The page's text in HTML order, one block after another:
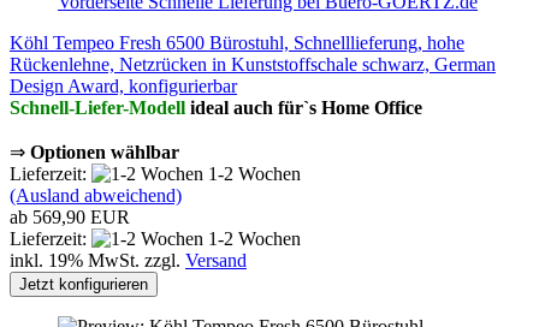
Köhl Tempeo Fresh 6500 Bürostuhl, Schnelllieferung, hohe
Rückenlehne, Netzrücken in Kunststoffschale schwarz, German
Design Award, konfigurierbar
Schnell-Liefer-Modell ideal auch für`s Home Office
⇒ Optionen wählbar
Lieferzeit:
1-2 Wochen
(Ausland abweichend)
ab 569,90 EUR
Lieferzeit:
1-2 Wochen
inkl. 19% MwSt. zzgl. Versand
Jetzt konfigurieren